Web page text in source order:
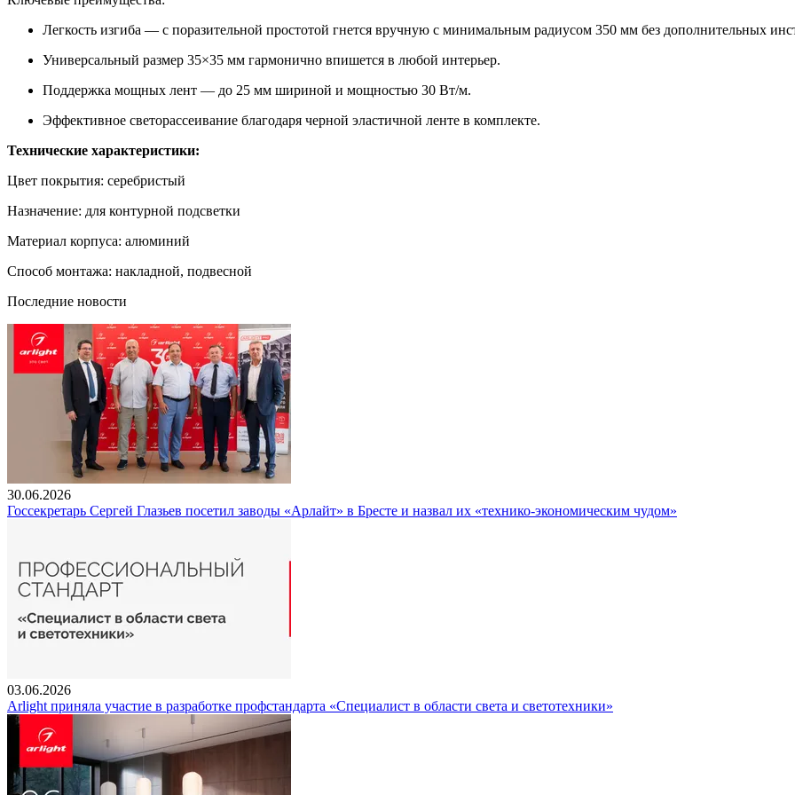
Легкость изгиба — с поразительной простотой гнется вручную с минимальным радиусом 350 мм без дополнительных
Универсальный размер 35×35 мм гармонично впишется в любой интерьер.
Поддержка мощных лент — до 25 мм шириной и мощностью 30 Вт/м.
Эффективное светорассеивание благодаря черной эластичной ленте в комплекте.
Технические характеристики:
Цвет покрытия: серебристый
Назначение: для контурной подсветки
Материал корпуса: алюминий
Способ монтажа: накладной, подвесной
Последние новости
30.06.2026
Госсекретарь Сергей Глазьев посетил заводы «Арлайт» в Бресте и назвал их «технико-экономическим чудом»
03.06.2026
Arlight приняла участие в разработке профстандарта «Специалист в области света и светотехники»